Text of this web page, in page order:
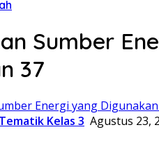
Sumber
37
Kelas 3 Agustus 23,